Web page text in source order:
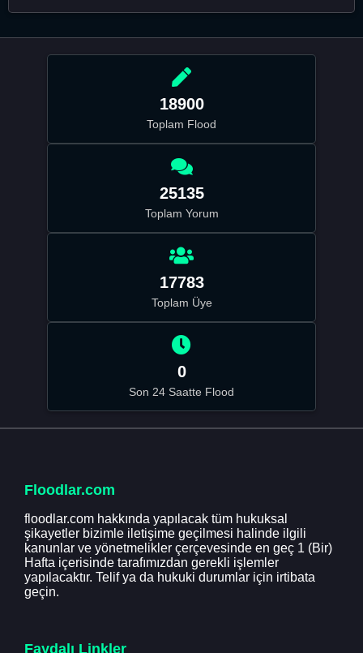
18900
Toplam Flood
25135
Toplam Yorum
17783
Toplam Üye
0
Son 24 Saatte Flood
Floodlar.com
floodlar.com hakkında yapılacak tüm hukuksal
şikayetler bizimle iletişime geçilmesi halinde ilgili
kanunlar ve yönetmelikler çerçevesinde en geç 1 (Bir)
Hafta içerisinde tarafımızdan gerekli işlemler
yapılacaktır. Telif ya da hukuki durumlar için irtibata
geçin.
Faydalı Linkler